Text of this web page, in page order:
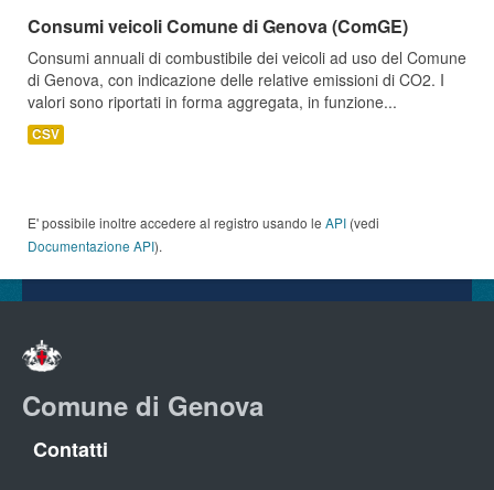
Consumi veicoli Comune di Genova (ComGE)
Consumi annuali di combustibile dei veicoli ad uso del Comune
di Genova, con indicazione delle relative emissioni di CO2. I
valori sono riportati in forma aggregata, in funzione...
CSV
E' possibile inoltre accedere al registro usando le API (vedi
Documentazione API).
Comune di Genova
Contatti